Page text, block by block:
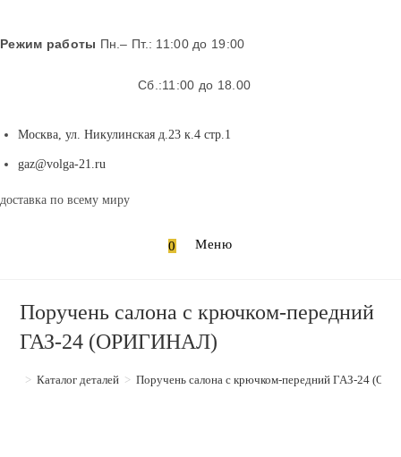
приложении
Режим работы Пн.– Пт.: 11:00 до 19:00
Сб.:11:00 до 18.00
Москва, ул. Никулинская д.23 к.4 стр.1
gaz@volga-21.ru
вашем
доставка по всему миру
0 Меню
Поручень салона с крючком-передний
ГАЗ-24 (ОРИГИНАЛ)
> Каталог деталей > Поручень салона с крючком-передний ГАЗ-24